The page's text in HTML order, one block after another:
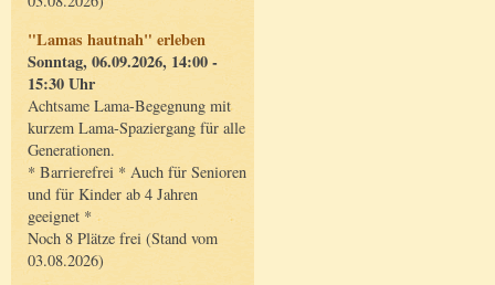
"Lamas hautnah" erleben
Sonntag, 06.09.2026, 14:00 -
15:30 Uhr
Achtsame Lama-Begegnung mit
kurzem Lama-Spaziergang für alle
Generationen.
* Barrierefrei * Auch für Senioren
und für Kinder ab 4 Jahren
geeignet *
Noch 8 Plätze frei (Stand vom
03.08.2026)